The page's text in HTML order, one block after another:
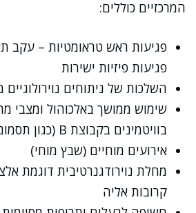
המרכזיים כוללים:
פגיעות ראש טראומטיות – עקב
פגיעות פיזיות ישירות
השלכות של ניתוחים נוירולוגיים
שימוש ממושך באלכוהול ומצבי
בוויטמינים בקבוצת B (כגון תסמונת וורניקה־קורסקוף)
אירועים מוחיים (שבץ מוחי)
מחלת נוירודגנרטיבית דוגמת
קרובות אליה